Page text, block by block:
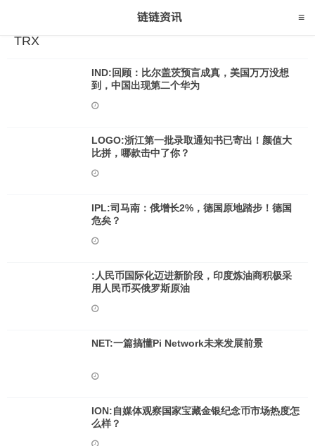
TRX
IND:回顾：比尔盖茨预言成真，美国万万没想
到，中国出现第二个华为
LOGO:浙江第一批录取通知书已寄出！颜值大
比拼，哪款击中了你？
IPL:司马南：俄增长2%，德国原地踏步！德国
危矣？
:人民币国际化迈进新阶段，印度炼油商积极采
用人民币买俄罗斯原油
NET:一篇搞懂Pi Network未来发展前景
ION:自媒体观察国家宝藏金银纪念币市场热度怎
么样？